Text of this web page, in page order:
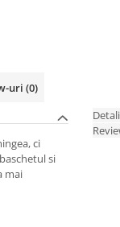
uri (0)
ci
si
mai